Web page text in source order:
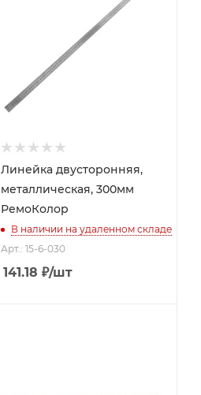
Линейка двусторонняя,
металлическая, 300мм
РемоКолор
В наличии на удаленном складе
Арт.: 15-6-030
141.18 ₽/шт